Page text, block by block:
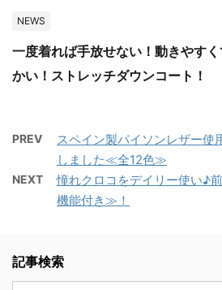
NEWS
一度着れば手放せない！動きやす
かい！ストレッチダウンコート！
PREV
スペイン製パイソンレザー使
しました≪全12色≫
NEXT
憧れクロコをデイリー使い♪
機能付き≫！
記事検索